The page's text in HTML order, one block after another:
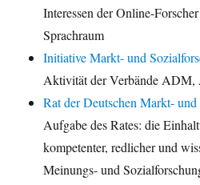
Interessen der Online-
Sprachraum
Initiative Markt- und
Aktivität der Verbände
Rat der Deutschen Markt-
Aufgabe des Rates: die
kompetenter, redlicher und
Meinungs- und